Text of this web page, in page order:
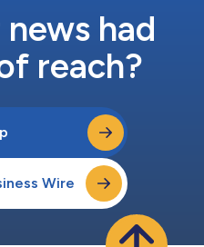
had
reach?
Wire